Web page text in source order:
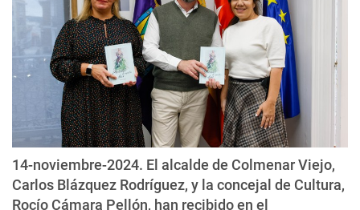
14-noviembre-2024. El alcalde de Colmenar Viejo,
Carlos Blázquez Rodríguez, y la concejal de Cultura,
Rocío Cámara Pellón, han recibido en el